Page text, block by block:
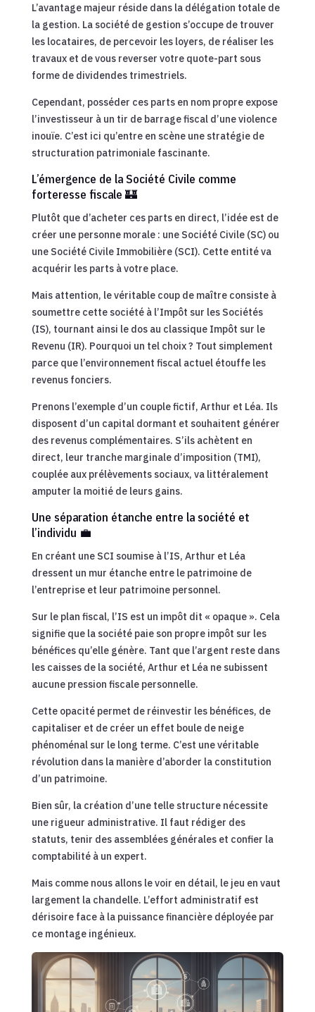
L’avantage majeur réside dans la délégation totale de
la gestion. La société de gestion s’occupe de trouver
les locataires, de percevoir les loyers, de réaliser les
travaux et de vous reverser votre quote-part sous
forme de dividendes trimestriels.
Cependant, posséder ces parts en nom propre expose
l’investisseur à un tir de barrage fiscal d’une violence
inouïe. C’est ici qu’entre en scène une stratégie de
structuration patrimoniale fascinante.
L’émergence de la Société Civile comme
forteresse fiscale 🏰
Plutôt que d’acheter ces parts en direct, l’idée est de
créer une personne morale : une Société Civile (SC) ou
une Société Civile Immobilière (SCI). Cette entité va
acquérir les parts à votre place.
Mais attention, le véritable coup de maître consiste à
soumettre cette société à l’Impôt sur les Sociétés
(IS), tournant ainsi le dos au classique Impôt sur le
Revenu (IR). Pourquoi un tel choix ? Tout simplement
parce que l’environnement fiscal actuel étouffe les
revenus fonciers.
Prenons l’exemple d’un couple fictif, Arthur et Léa. Ils
disposent d’un capital dormant et souhaitent générer
des revenus complémentaires. S’ils achètent en
direct, leur tranche marginale d’imposition (TMI),
couplée aux prélèvements sociaux, va littéralement
amputer la moitié de leurs gains.
Une séparation étanche entre la société et
l’individu 💼
En créant une SCI soumise à l’IS, Arthur et Léa
dressent un mur étanche entre le patrimoine de
l’entreprise et leur patrimoine personnel.
Sur le plan fiscal, l’IS est un impôt dit « opaque ». Cela
signifie que la société paie son propre impôt sur les
bénéfices qu’elle génère. Tant que l’argent reste dans
les caisses de la société, Arthur et Léa ne subissent
aucune pression fiscale personnelle.
Cette opacité permet de réinvestir les bénéfices, de
capitaliser et de créer un effet boule de neige
phénoménal sur le long terme. C’est une véritable
révolution dans la manière d’aborder la constitution
d’un patrimoine.
Bien sûr, la création d’une telle structure nécessite
une rigueur administrative. Il faut rédiger des
statuts, tenir des assemblées générales et confier la
comptabilité à un expert.
Mais comme nous allons le voir en détail, le jeu en vaut
largement la chandelle. L’effort administratif est
dérisoire face à la puissance financière déployée par
ce montage ingénieux.